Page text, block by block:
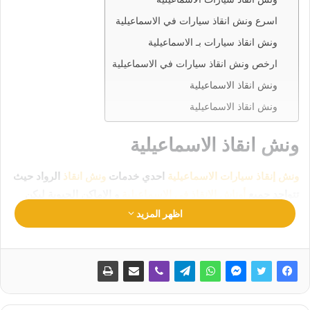
اسرع ونش انقاذ سيارات في الاسماعيلية
ونش انقاذ سيارات بـ الاسماعيلية
ارخص ونش انقاذ سيارات في الاسماعيلية
ونش انقاذ الاسماعيلية
ونش انقاذ الاسماعيلية
ونش انقاذ الاسماعيلية
ونش إنقاذ سيارات الاسماعيلية احدي خدمات ونش انقاذ الرواد حيث
انقاذ سيارتك في امان تام وراحة رقم ونش انقاذ الاسماعيلية
01063144040
–
01093018585
–
01120018852اطلبونش
انقاذ الاسماعيليةالان نحن نعمل علي مدار اليوم أتصل بنا الان ليتم
ارسال اقرب ونش انقاذ اليك في غضون 30 دقيقة بحد اقصي.
اظهر المزيد